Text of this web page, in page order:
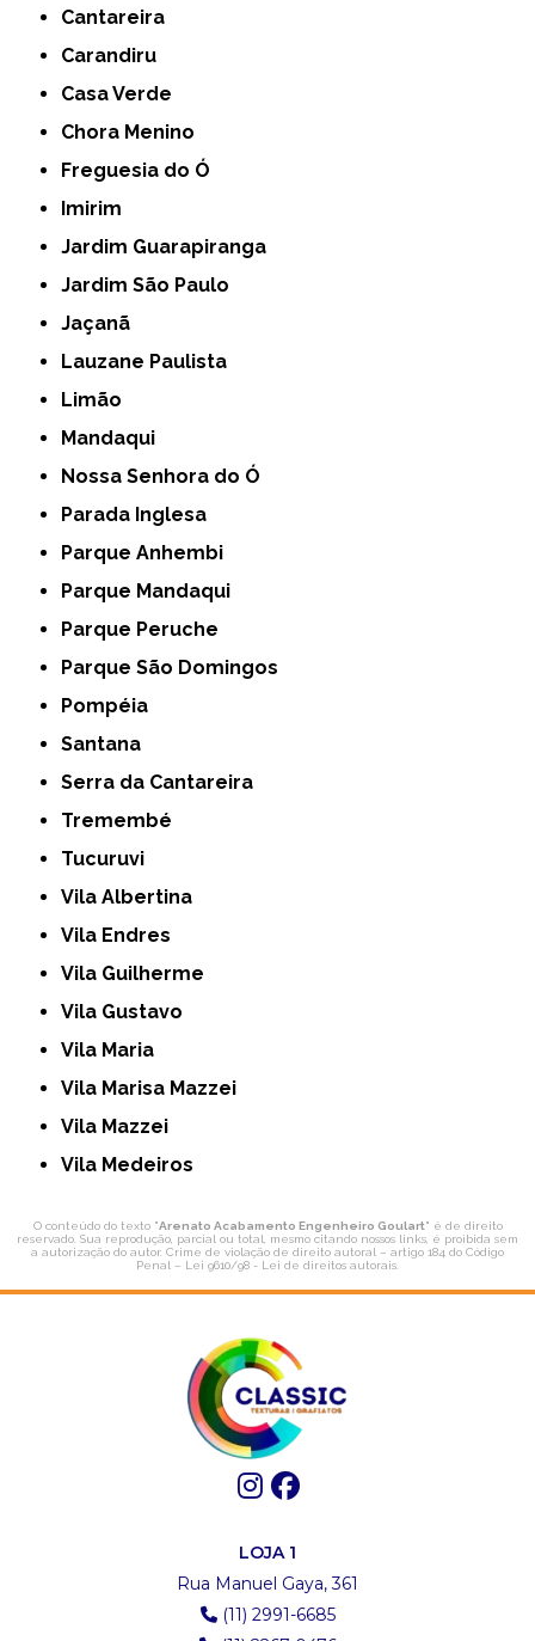
Cantareira
Carandiru
Casa Verde
Chora Menino
Freguesia do Ó
Imirim
Jardim Guarapiranga
Jardim São Paulo
Jaçanã
Lauzane Paulista
Limão
Mandaqui
Nossa Senhora do Ó
Parada Inglesa
Parque Anhembi
Parque Mandaqui
Parque Peruche
Parque São Domingos
Pompéia
Santana
Serra da Cantareira
Tremembé
Tucuruvi
Vila Albertina
Vila Endres
Vila Guilherme
Vila Gustavo
Vila Maria
Vila Marisa Mazzei
Vila Mazzei
Vila Medeiros
O conteúdo do texto "Arenato Acabamento Engenheiro Goulart" é de direito
reservado. Sua reprodução, parcial ou total, mesmo citando nossos links, é proibida sem
a autorização do autor. Crime de violação de direito autoral – artigo 184 do Código
Penal – Lei 9610/98 - Lei de direitos autorais
LOJA 1
Rua Manuel Gaya, 361
(11) 2991-6685